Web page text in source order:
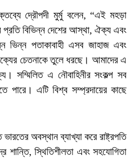
দ্রৌপদী মুর্মু বলেন, “এই মহড়া
বিভিন্ন দেশের আস্থা, ঐক্য এবং
ভিন্ন পতাকাবাহী এসব জাহাজ এবং
চেতনাকে তুলে ধরছে। আমাদের এ
সম্মিলিত এ নৌবাহিনীর সংকল্প সব
পারে। এটি বিশ্ব সম্প্রদায়ের কাছে
অবস্থান ব্যাখ্যা করে রাষ্ট্রপতি
শান্তি, স্থিতিশীলতা এবং সহযোগিতা